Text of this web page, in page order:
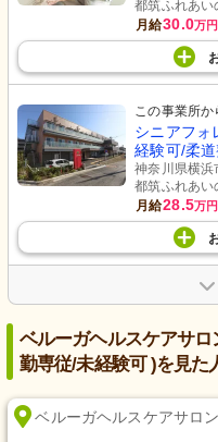
都筑ふれあ
月給30.0万円
この事業所か
シニアフォ
経験可/柔
神奈川県横浜
都筑ふれあ
月給28.5万円
ベルーガヘルスケアサロ
勤専従/未経験可 )を見た
ベルーガヘルスケアサロ